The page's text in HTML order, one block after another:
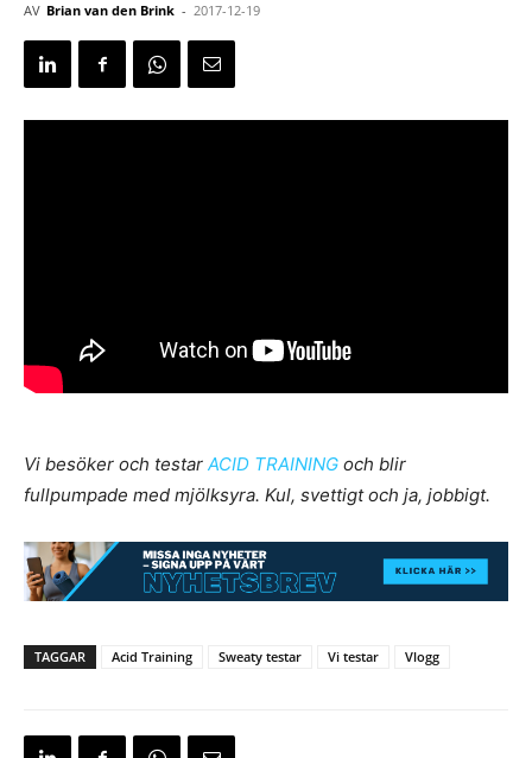
AV Brian van den Brink - 2017-12-19
Vi besöker och testar ACID TRAINING och blir
fullpumpade med mjölksyra. Kul, svettigt och ja, jobbigt.
TAGGAR Acid Training Sweaty testar Vi testar Vlogg